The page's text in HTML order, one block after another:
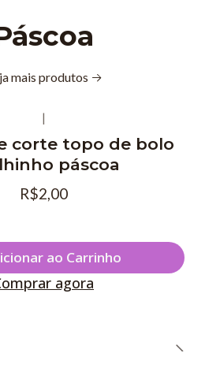
mais produtos
|
corte topo de bolo
páscoa
R$2,00
ao Carrinho
agora